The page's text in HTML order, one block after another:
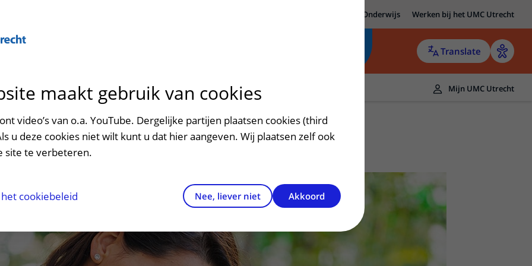
Onderwijs Werken bij het UMC Utrecht
Translate
patiëntportaal
het ziekenhuis
en voorzieningen
en veiligheid
Contact en route
Contactgegevens
Contact met polikliniek
Verwijzers
Teleconsult aanvragen
Zorgverlenersportaal
Mijn UMC Utrecht
maakt gebruik van cookies
video’s van o.a. YouTube. Dergelijke partijen plaatsen cookies (third
u deze cookies niet wilt kunt u dat hier aangeven. Wij plaatsen zelf ook
site te verbeteren.
cookiebeleid Nee, liever niet Akkoord